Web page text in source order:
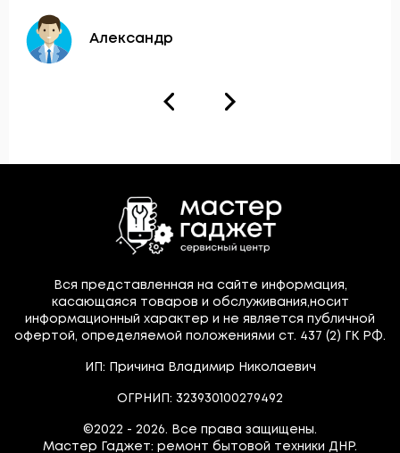
Александр
Вся представленная на сайте информация,
касающаяся товаров и обслуживания,носит
информационный характер и не является публичной
офертой, определяемой положениями ст. 437 (2) ГК РФ.
ИП: Причина Владимир Николаевич
ОГРНИП: 323930100279492
©2022 - 2026. Все права защищены.
Мастер Гаджет: ремонт бытовой техники ДНР.